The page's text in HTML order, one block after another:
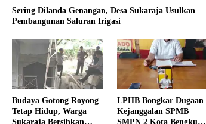
Sering Dilanda Genangan, Desa Sukaraja Usulkan
Pembangunan Saluran Irigasi
Budaya Gotong Royong
Tetap Hidup, Warga
Sukaraja Bersihkan
LPHB Bongkar Dugaan
Kejanggalan SPMB
SMPN 2 Kota Bengkulu,